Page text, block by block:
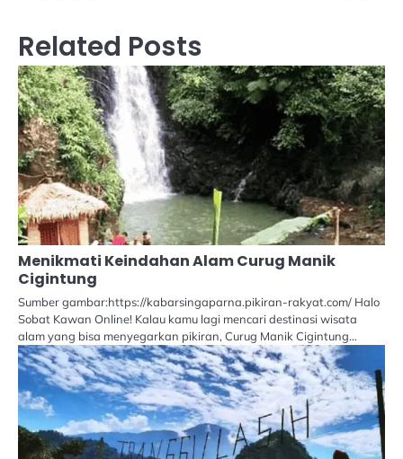
Related Posts
Menikmati Keindahan Alam Curug Manik
Cigintung
Sumber gambar:https://kabarsingaparna.pikiran-rakyat.com/ Halo
Sobat Kawan Online! Kalau kamu lagi mencari destinasi wisata
alam yang bisa menyegarkan pikiran, Curug Manik Cigintung…